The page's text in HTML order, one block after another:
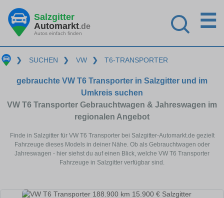
Salzgitter
Automarkt.de
Autos einfach finden
☰
❯ SUCHEN ❯ VW ❯ T6-TRANSPORTER
gebrauchte VW T6 Transporter in Salzgitter und im
Umkreis suchen
VW T6 Transporter Gebrauchtwagen & Jahreswagen im
regionalen Angebot
Finde in Salzgitter für VW T6 Transporter bei Salzgitter-Automarkt.de gezielt
Fahrzeuge dieses Models in deiner Nähe. Ob als Gebrauchtwagen oder
Jahreswagen - hier siehst du auf einen Blick, welche VW T6 Transporter
Fahrzeuge in Salzgitter verfügbar sind.